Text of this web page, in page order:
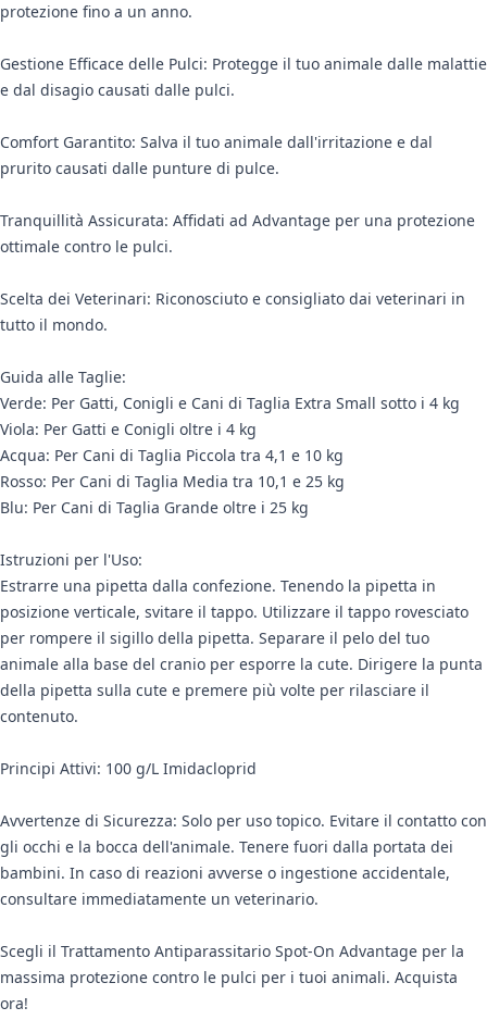
protezione fino a un anno.
Gestione Efficace delle Pulci: Protegge il tuo animale dalle malattie
e dal disagio causati dalle pulci.
Comfort Garantito: Salva il tuo animale dall'irritazione e dal
prurito causati dalle punture di pulce.
Tranquillità Assicurata: Affidati ad Advantage per una protezione
ottimale contro le pulci.
Scelta dei Veterinari: Riconosciuto e consigliato dai veterinari in
tutto il mondo.
Guida alle Taglie:
Verde: Per Gatti, Conigli e Cani di Taglia Extra Small sotto i 4 kg
Viola: Per Gatti e Conigli oltre i 4 kg
Acqua: Per Cani di Taglia Piccola tra 4,1 e 10 kg
Rosso: Per Cani di Taglia Media tra 10,1 e 25 kg
Blu: Per Cani di Taglia Grande oltre i 25 kg
Istruzioni per l'Uso:
Estrarre una pipetta dalla confezione. Tenendo la pipetta in
posizione verticale, svitare il tappo. Utilizzare il tappo rovesciato
per rompere il sigillo della pipetta. Separare il pelo del tuo
animale alla base del cranio per esporre la cute. Dirigere la punta
della pipetta sulla cute e premere più volte per rilasciare il
contenuto.
Principi Attivi: 100 g/L Imidacloprid
Avvertenze di Sicurezza: Solo per uso topico. Evitare il contatto con
gli occhi e la bocca dell'animale. Tenere fuori dalla portata dei
bambini. In caso di reazioni avverse o ingestione accidentale,
consultare immediatamente un veterinario.
Scegli il Trattamento Antiparassitario Spot-On Advantage per la
massima protezione contro le pulci per i tuoi animali. Acquista
ora!